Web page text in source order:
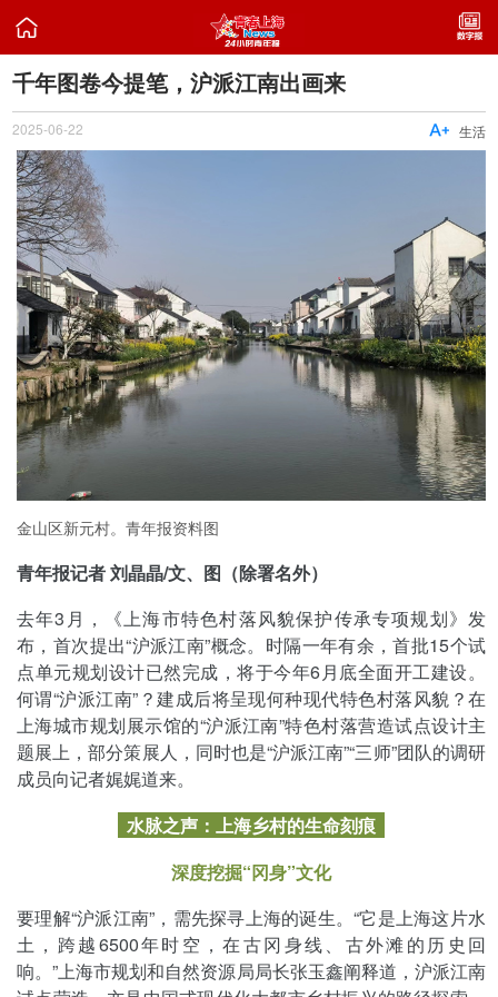

千年图卷今提笔，沪派江南出画来
2025-06-22 生活

金山区新元村。青年报资料图
青年报记者 刘晶晶/文、图（除署名外）
去年3月，《上海市特色村落风貌保护传承专项规划》发
布，首次提出“沪派江南”概念。时隔一年有余，首批15个试
点单元规划设计已然完成，将于今年6月底全面开工建设。
何谓“沪派江南”？建成后将呈现何种现代特色村落风貌？在
上海城市规划展示馆的“沪派江南”特色村落营造试点设计主
题展上，部分策展人，同时也是“沪派江南”“三师”团队的调研
成员向记者娓娓道来。
水脉之声：上海乡村的生命刻痕
深度挖掘“冈身”文化
要理解“沪派江南”，需先探寻上海的诞生。“它是上海这片水
土，跨越6500年时空，在古冈身线、古外滩的历史回
响。”上海市规划和自然资源局局长张玉鑫阐释道，沪派江南